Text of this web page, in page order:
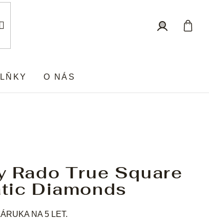
O NÁS
Rado True Square
Diamonds
NA 5 LET.